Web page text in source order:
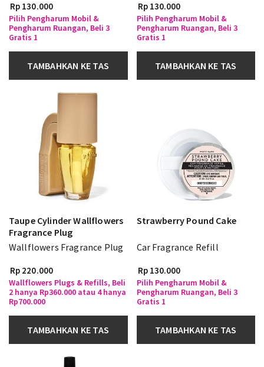
Rp 130.000
Pilih Pengharum Mobil &
Pengharum Ruangan, Beli 3
Gratis 1
TAMBAHKAN KE TAS
Rp 130.000
Pilih Pengharum Mobil &
Pengharum Ruangan, Beli 3
Gratis 1
TAMBAHKAN KE TAS
Taupe Cylinder Wallflowers
Fragrance Plug
Wallflowers Fragrance Plug
Rp 220.000
Wallflowers Plugs & Refills, Beli
2 hanya Rp360.000 atau 4 hanya
Rp700.000
TAMBAHKAN KE TAS
Strawberry Pound Cake
Car Fragrance Refill
Rp 130.000
Pilih Pengharum Mobil &
Pengharum Ruangan, Beli 3
Gratis 1
TAMBAHKAN KE TAS